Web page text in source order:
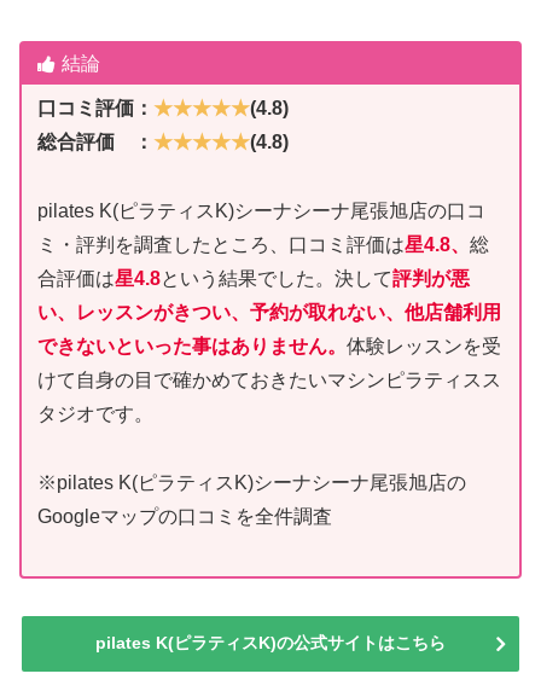
結論
口コミ評価： ★★★★★(4.8)
総合評価 ： ★★★★★(4.8)
pilates K(ピラティスK)シーナシーナ尾張旭店の口コ
ミ・評判を調査したところ、口コミ評価は星4.8、 総
合評価は星4.8という結果でした。決して評判が悪
い、レッスンがきつい、予約が取れない、他店舗利用
できないといった事はありません。 体験レッスンを受
けて自身の目で確かめておきたいマシンピラティスス
タジオです。
※pilates K(ピラティスK)シーナシーナ尾張旭店の
Googleマップの口コミを全件調査
pilates K(ピラティスK)の公式サイトはこちら